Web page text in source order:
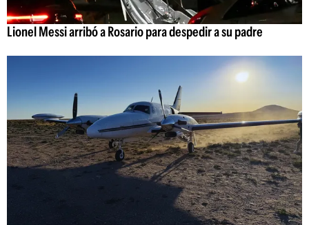
Lionel Messi arribó a Rosario para despedir a su padre